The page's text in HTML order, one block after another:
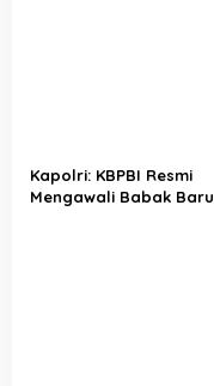
Kapolri: KBPBI Resmi
Mengawali Babak Baru